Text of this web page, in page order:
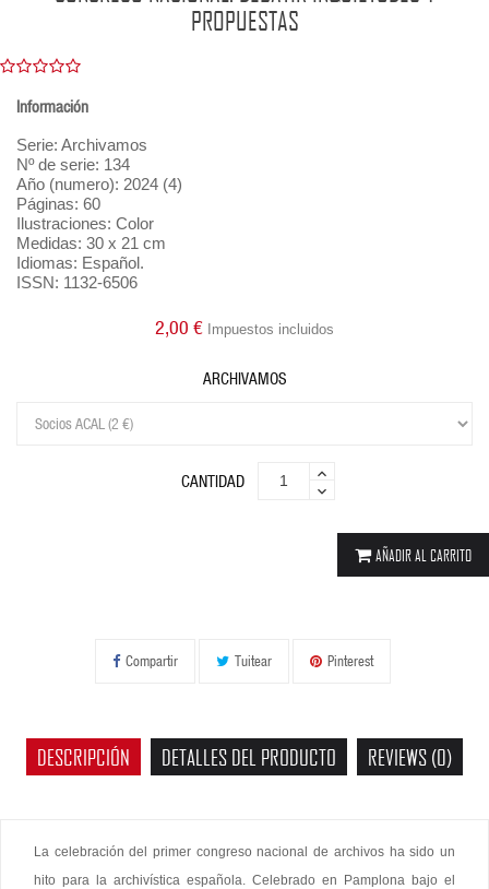
PROPUESTAS
Información
Serie: Archivamos
Nº de serie: 134
Año (numero): 2024 (4)
Páginas: 60
Ilustraciones: Color
Medidas: 30 x 21 cm
Idiomas: Español.
ISSN: 1132-6506
2,00 € Impuestos incluidos
ARCHIVAMOS
CANTIDAD
AÑADIR AL CARRITO
Compartir Tuitear Pinterest
DESCRIPCIÓN DETALLES DEL PRODUCTO REVIEWS (0)
La celebración del primer congreso nacional de archivos ha sido un
hito para la archivística española. Celebrado en Pamplona bajo el